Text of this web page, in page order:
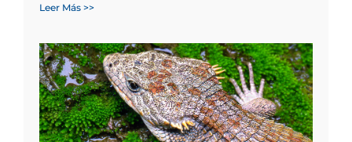
Leer Más >>